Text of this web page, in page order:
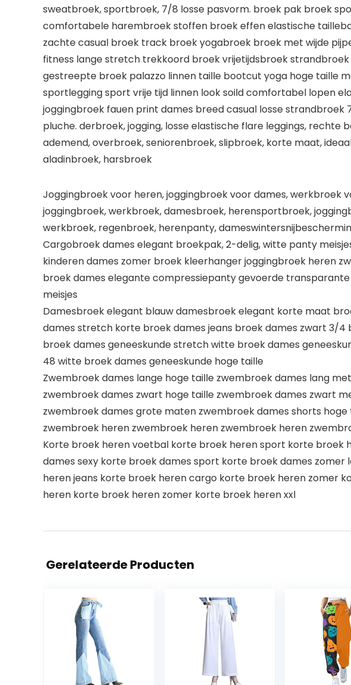
sweatbroek, sportbroek, 7/8 losse pasvorm. broek pak broek
comfortabele harembroek stoffen broek effen elastische
zachte casual broek track broek yogabroek broek met wijde
fitness lange stretch trekkoord broek vrijetijdsbroek
gestreepte broek palazzo linnen taille bootcut yoga hoge taille
sportlegging sport vrije tijd linnen look soild comfortabel lopen
joggingbroek fauen print dames breed casual losse
pluche. derbroek, jogging, losse elastische flare leggings,
ademend, overbroek, seniorenbroek, slipbroek, korte maat,
aladinbroek, harsbroek
Joggingbroek voor heren, joggingbroek voor dames, werkbroek
joggingbroek, werkbroek, damesbroek, herensportbroek,
werkbroek, regenbroek, herenpanty,
Cargobroek dames elegant broekpak, 2-delig, witte panty
kinderen dames zomer broek kleerhanger joggingbroek heren
broek dames elegante compressiepanty gevoerde
meisjes
Damesbroek elegant blauw damesbroek elegant korte maat
dames stretch korte broek dames jeans broek dames zwart 3/
broek dames geneeskunde stretch witte broek dames
48 witte broek dames geneeskunde hoge taille
Zwembroek dames lange hoge taille zwembroek dames lang
zwembroek dames zwart hoge taille zwembroek dames zwart
zwembroek dames grote maten zwembroek dames shorts
zwembroek heren zwembroek heren zwembroek heren
Korte broek heren voetbal korte broek heren sport korte broek
dames sexy korte broek dames sport korte broek dames
heren jeans korte broek heren cargo korte broek heren zomer
heren korte broek heren zomer korte broek heren xxl
Gerelateerde Producten